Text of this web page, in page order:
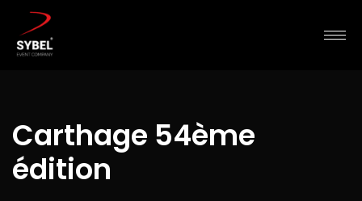
Carthage 54ème
édition